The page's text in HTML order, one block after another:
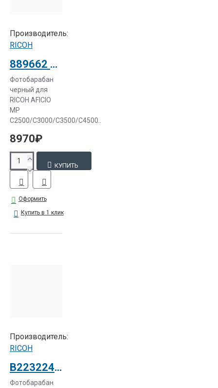
Производитель:
RICOH
889662 Фотобарабан черный для RICOH Aficio 2500 (B0399510/B0399610)
Фотобарабан
черный для
RICOH AFICIO
MP
C2500/C3000/C3500/C4500..
8970₽
КУПИТЬ
Оформить
Купить в 1 клик
Производитель:
RICOH
B2232245 Фотобарабан цветной для RICOH AFICIO MP C2500 (B2242027)
Фотобарабан